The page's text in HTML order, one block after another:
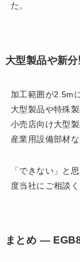
た。
大型製品や新
加工範囲が2.5m
大型製品や特殊
小売店向け大型
産業用設備部材
「できない」と
度当社にご相談く
まとめ ―